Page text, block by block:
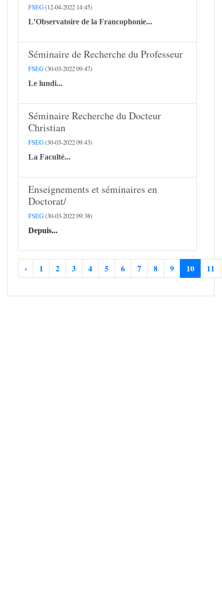
FSEG(12-04-2022 14:45)
L’Observatoire de la Francophonie...
Séminaire de Recherche du Professeur
FSEG(30-03-2022 09:47)
Le lundi...
Séminaire Recherche du Docteur
Christian
FSEG(30-03-2022 09:43)
La Faculté...
Enseignements et séminaires en
Doctorat/
FSEG(30-03-2022 09:38)
Depuis...
‹ 1 2 3 4 5 6 7 8 9 10 11